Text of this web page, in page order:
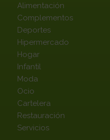
Alimentación
Complementos
Deportes
Hipermercado
Hogar
Infantil
Moda
Ocio
Cartelera
Restauración
Servicios